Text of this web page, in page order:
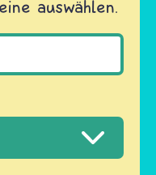
auswählen.